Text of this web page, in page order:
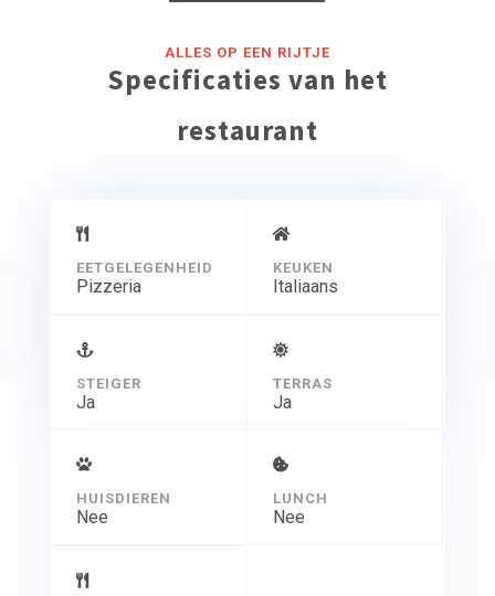
ALLES OP EEN RIJTJE
Specificaties van het
restaurant
EETGELEGENHEID
Pizzeria
KEUKEN
Italiaans
STEIGER
Ja
TERRAS
Ja
HUISDIEREN
Nee
LUNCH
Nee